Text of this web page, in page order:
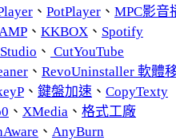
、 PotPlayer、 MPC影音
、 KKBOX、 Spotify
、 CutYouTube
、 RevoUninstaller 軟體
、 鍵盤加速、 CopyTexty
、 XMedia、 格式工廠
、 AnyBurn